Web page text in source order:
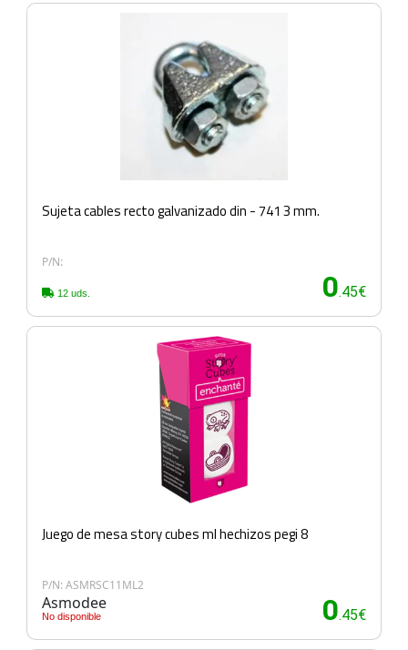
Sujeta cables recto galvanizado din - 741 3 mm.
P/N:
12 uds. 0.45€
Juego de mesa story cubes ml hechizos pegi 8
P/N: ASMRSC11ML2
Asmodee
No disponible 0.45€